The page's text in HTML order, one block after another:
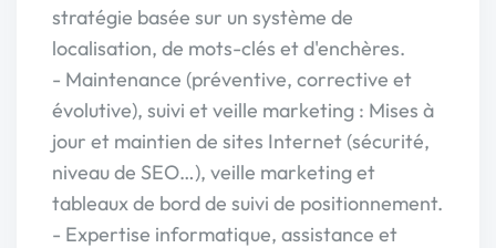
stratégie basée sur un système de
localisation, de mots-clés et d'enchères.
- Maintenance (préventive, corrective et
évolutive), suivi et veille marketing : Mises à
jour et maintien de sites Internet (sécurité,
niveau de SEO…), veille marketing et
tableaux de bord de suivi de positionnement.
- Expertise informatique, assistance et